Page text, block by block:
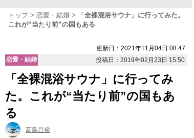
トップ 恋愛・結婚
「全裸混浴サウナ」に行ってみた。
これが“当たり前”の国もある
更新日：2021年11月04日 08:47
恋愛・結婚
投稿日：2019年02月23日 15:50
「全裸混浴サウナ」に行ってみ
た。これが“当たり前”の国もあ
る
高島昌俊